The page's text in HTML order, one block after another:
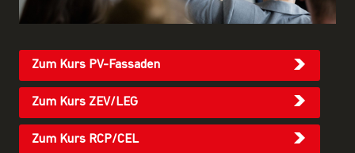
Zum Kurs PV-Fassaden
Zum Kurs ZEV/LEG
Zum Kurs RCP/CEL